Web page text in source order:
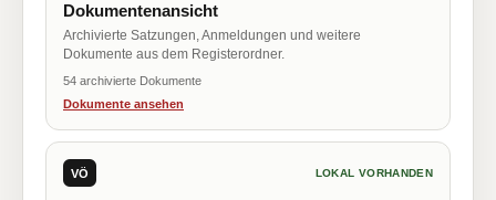
Dokumentenansicht
Archivierte Satzungen, Anmeldungen und weitere
Dokumente aus dem Registerordner.
54 archivierte Dokumente
Dokumente ansehen
VÖ LOKAL VORHANDEN